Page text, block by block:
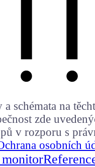
schémata na
zde
v rozporu s
osobních